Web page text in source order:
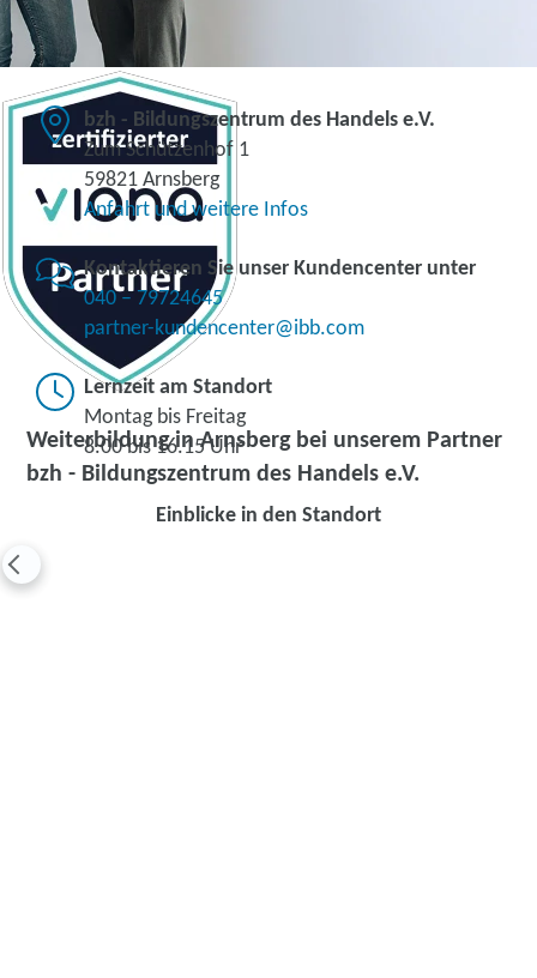
Weiterbildung in Arnsberg bei unserem Partner
bzh - Bildungszentrum des Handels e.V.
bzh - Bildungszentrum des Handels e.V.
Zum Schützenhof 1
59821 Arnsberg
Anfahrt und weitere Infos
Kontaktieren Sie unser Kundencenter unter
040 – 79724645
partner-kundencenter@ibb.com
Lernzeit am Standort
Montag bis Freitag
8.00 bis 16.15 Uhr
Einblicke in den Standort